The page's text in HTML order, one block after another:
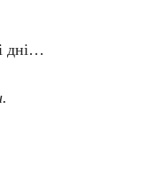
дні…